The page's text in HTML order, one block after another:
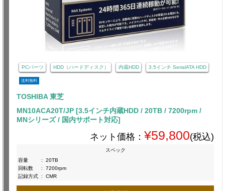
PCパーツ HDD（ハードディスク） 内蔵HDD 3.5インチ SerialATA HDD
送料無料
TOSHIBA 東芝
MN10ACA20T/JP [3.5インチ内蔵HDD / 20TB / 7200rpm /
MNシリーズ / 国内サポート対応]
ネット価格： ¥59,800(税込)
スペック
容量
:
20TB
回転数
:
7200rpm
記録方式 : CMR